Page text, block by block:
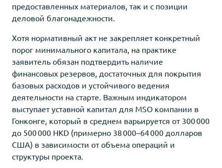
предоставленных материалов, так и с позиции
деловой благонадежности.
Хотя нормативный акт не закрепляет конкретный
порог минимального капитала, на практике
заявитель обязан подтвердить наличие
финансовых резервов, достаточных для покрытия
базовых расходов и устойчивого ведения
деятельности на старте. Важным индикатором
выступает уставной капитал для MSO компании в
Гонконге, который в среднем варьируется от 300 000
до 500 000 HKD (примерно 38 000–64 000 долларов
США) в зависимости от объема операций и
структуры проекта.